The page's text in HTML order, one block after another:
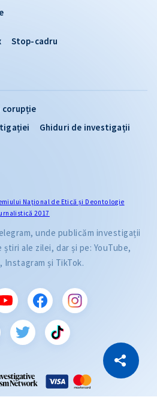
Copiază Link
corupție
Ghiduri de investigații
Stop-cadru
Naţional de Etică și Deontologie
2017
unde publicăm investigații
ale zilei, dar și pe: YouTube,
Instagram și TikTok.